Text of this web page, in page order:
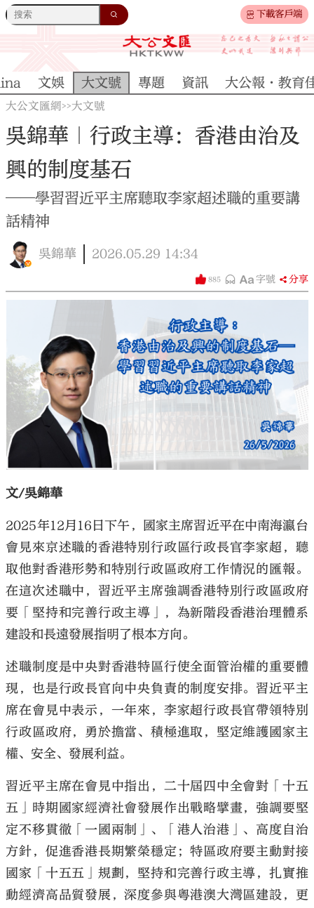
下載客戶端
文娛 大文號 專題 資訊 大公報·教育
大公文匯網>>大文號
吳錦華｜行政主導：香港由治及
興的制度基石
——學習習近平主席聽取李家超述職的重要講
話精神
吳錦華 2026.05.29 14:34
885 字號 分享
文/吳錦華
2025年12月16 日下午，國家主席習近平在中南海瀛台
會見來京述職的香港特別行政區行政長官李家超，聽
取他對香港形勢和特別行政區政府工作情況的匯報。
在這次述職中，習近平主席強調香港特別行政區政府
要「堅持和完善行政主導」，為新階段香港治理體系
建設和長遠發展指明了根本方向。
述職制度是中央對香港特區行使全面管治權的重要體
現，也是行政長官向中央負責的制度安排。習近平主
席在會見中表示，一年來，李家超行政長官帶領特別
行政區政府，勇於擔當、積極進取，堅定維護國家主
權、安全、發展利益。
習近平主席在會見中指出，二十屆四中全會對「十五
五」時期國家經濟社會發展作出戰略擘畫，強調要堅
定不移貫徹「一國兩制」、「港人治港」、高度自治
方針，促進香港長期繁榮穩定；特區政府要主動對接
國家「十五五」規劃，堅持和完善行政主導，扎實推
動經濟高品質發展，深度參與粵港澳大灣區建設，更